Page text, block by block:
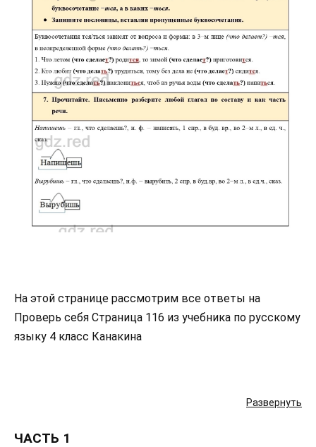
Развернуть
На этой странице рассмотрим все ответы на
Проверь себя Страница 116 из учебника по русскому
языку 4 класс Канакина
ЧАСТЬ 1